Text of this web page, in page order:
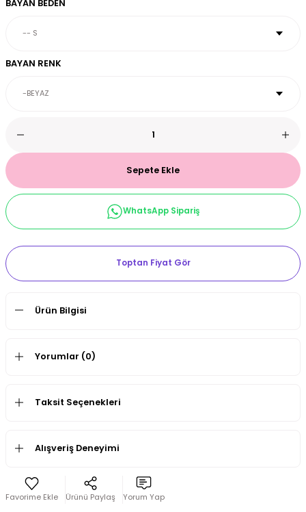
BAYAN BEDEN
BAYAN RENK
Sepete Ekle
WhatsApp Sipariş
Toptan Fiyat Gör
Ürün Bilgisi
Yorumlar (0)
Taksit Seçenekleri
Alışveriş Deneyimi
Ürünü Paylaş Yorum Yap